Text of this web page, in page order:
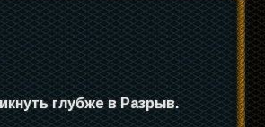
глубже в Разрыв.